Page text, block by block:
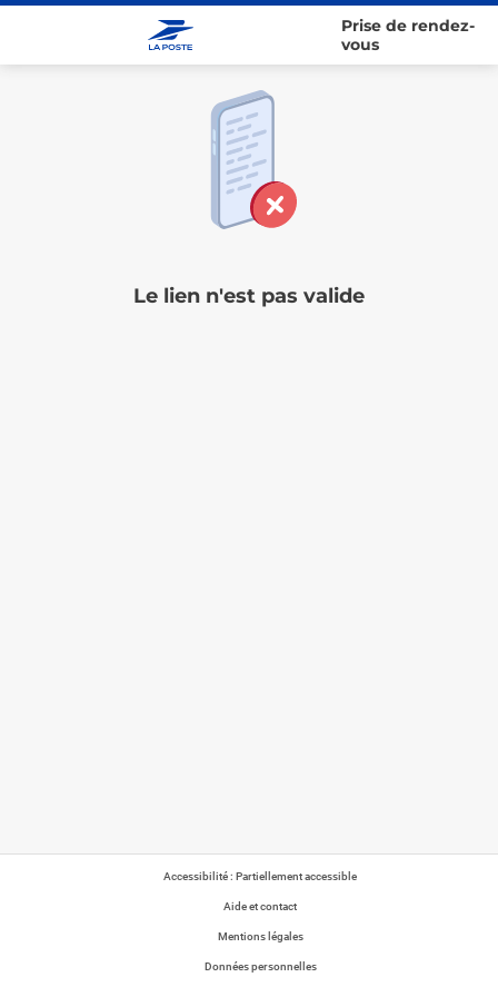
Prise de rendez-
vous
Le lien n'est pas valide
Accessibilité : Partiellement accessible
Aide et contact
Mentions légales
Données personnelles